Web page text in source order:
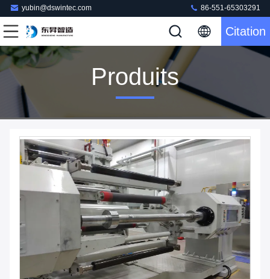
yubin@dswintec.com 86-551-65303291
Citation
Produits